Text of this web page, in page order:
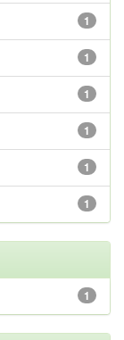
1
1
1
1
1
1
1